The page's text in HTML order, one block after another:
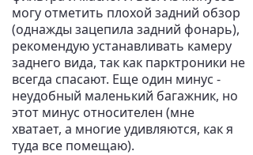
могу отметить плохой задний обзор
(однажды зацепила задний фонарь),
рекомендую устанавливать камеру
заднего вида, так как парктроники не
всегда спасают. Еще один минус -
неудобный маленький багажник, но
этот минус относителен (мне
хватает, а многие удивляются, как я
туда все помещаю).